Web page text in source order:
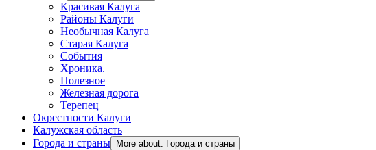
Красивая Калуга
Районы Калуги
Необычная Калуга
Старая Калуга
События
Хроника.
Полезное
Железная дорога
Терепец
Окрестности Калуги
Калужская область
Города и страны
More about: Города и страны